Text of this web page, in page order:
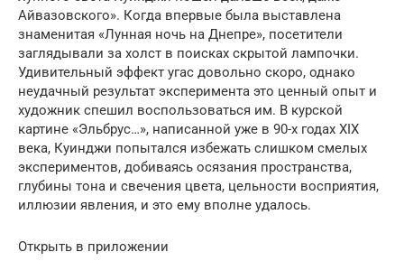
Айвазовского». Когда впервые была выставлена
знаменитая «Лунная ночь на Днепре», посетители
заглядывали за холст в поисках скрытой лампочки.
Удивительный эффект угас довольно скоро, однако
неудачный результат эксперимента это ценный опыт и
художник спешил воспользоваться им. В курской
картине «Эльбрус…», написанной уже в 90-х годах XIX
века, Куинджи попытался избежать слишком смелых
экспериментов, добиваясь осязания пространства,
глубины тона и свечения цвета, цельности восприятия,
иллюзии явления, и это ему вполне удалось.
Открыть в приложении